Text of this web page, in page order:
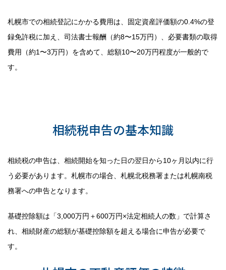
札幌市での相続登記にかかる費用は、固定資産評価額の0.4%の登
録免許税に加え、司法書士報酬（約8〜15万円）、必要書類の取得
費用（約1〜3万円）を含めて、総額10〜20万円程度が一般的で
す。
相続税申告の基本知識
相続税の申告は、相続開始を知った日の翌日から10ヶ月以内に行
う必要があります。札幌市の場合、札幌北税務署または札幌南税
務署への申告となります。
基礎控除額は「3,000万円＋600万円×法定相続人の数」で計算さ
れ、相続財産の総額が基礎控除額を超える場合に申告が必要で
す。